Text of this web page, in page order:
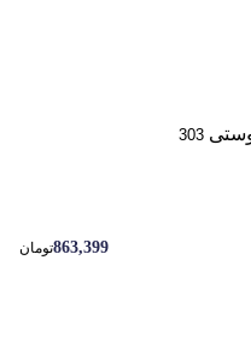
303
863,399تومان